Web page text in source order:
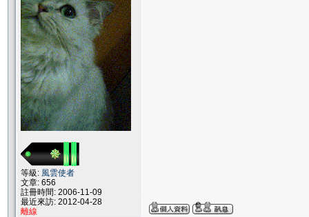
等級: 風雲使者
文章: 656
註冊時間: 2006-11-09
最近來訪: 2012-04-28
離線